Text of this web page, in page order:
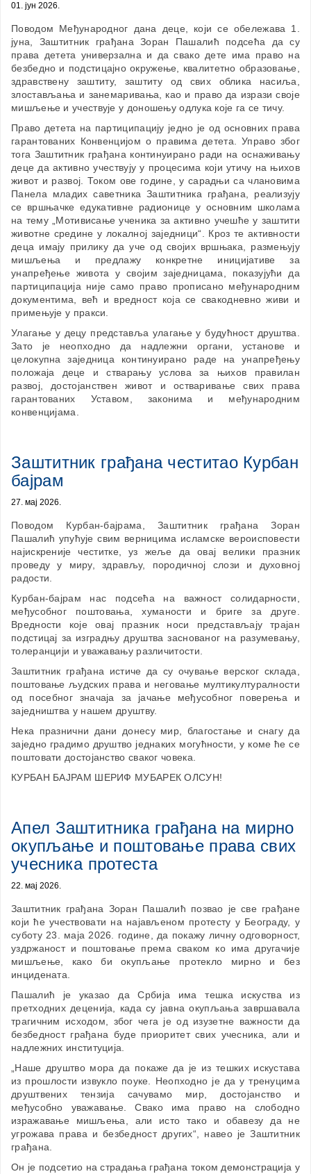
01. јун 2026.
Поводом Међународног дана деце, који се обележава 1.
јуна, Заштитник грађана Зоран Пашалић подсећа да су
права детета универзална и да свако дете има право на
безбедно и подстицајно окружење, квалитетно образовање,
здравствену заштиту, заштиту од свих облика насиља,
злостављања и занемаривања, као и право да изрази своје
мишљење и учествује у доношењу одлука које га се тичу.
Право детета на партиципацију једно је од основних права
гарантованих Конвенцијом о правима детета. Управо због
тога Заштитник грађана континуирано ради на оснаживању
деце да активно учествују у процесима који утичу на њихов
живот и развој. Током ове године, у сарадњи са члановима
Панела младих саветника Заштитника грађана, реализују
се вршњачке едукативне радионице у основним школама
на тему „Мотивисање ученика за активно учешће у заштити
животне средине у локалној заједници“. Кроз те активности
деца имају прилику да уче од својих вршњака, размењују
мишљења и предлажу конкретне иницијативе за
унапређење живота у својим заједницама, показујући да
партиципација није само право прописано међународним
документима, већ и вредност која се свакодневно живи и
примењује у пракси.
Улагање у децу представља улагање у будућност друштва.
Зато је неопходно да надлежни органи, установе и
целокупна заједница континуирано раде на унапређењу
положаја деце и стварању услова за њихов правилан
развој, достојанствен живот и остваривање свих права
гарантованих Уставом, законима и међународним
конвенцијама.
Заштитник грађана честитао Курбан
бајрам
27. мај 2026.
Поводом Курбан-бајрама, Заштитник грађана Зоран
Пашалић упућује свим верницима исламске вероисповести
најискреније честитке, уз жеље да овај велики празник
проведу у миру, здрављу, породичној слози и духовној
радости.
Курбан-бајрам нас подсећа на важност солидарности,
међусобног поштовања, хуманости и бриге за друге.
Вредности које овај празник носи представљају трајан
подстицај за изградњу друштва заснованог на разумевању,
толеранцији и уважавању различитости.
Заштитник грађана истиче да су очување верског склада,
поштовање људских права и неговање мултикултуралности
од посебног значаја за јачање међусобног поверења и
заједништва у нашем друштву.
Нека празнични дани донесу мир, благостање и снагу да
заједно градимо друштво једнаких могућности, у коме ће се
поштовати достојанство сваког човека.
КУРБАН БАЈРАМ ШЕРИФ МУБАРЕК ОЛСУН!
Апел Заштитника грађана на мирно
окупљање и поштовање права свих
учесника протеста
22. мај 2026.
Заштитник грађана Зоран Пашалић позвао је све грађане
који ће учествовати на најављеном протесту у Београду, у
суботу 23. маја 2026. године, да покажу личну одговорност,
уздржаност и поштовање према сваком ко има другачије
мишљење, како би окупљање протекло мирно и без
инцидената.
Пашалић је указао да Србија има тешка искуства из
претходних деценија, када су jaвна окупљања завршавала
трагичним исходом, због чега је од изузетне важности да
безбедност грађана буде приоритет свих учесника, али и
надлежних институција.
„Наше друштво мора да покаже да је из тешких искустава
из прошлости извукло поуке. Неопходно је да у тренуцима
друштвених тензија сачувамо мир, достојанство и
међусобно уважавање. Свако има право на слободно
изражавање мишљења, али исто тако и обавезу да не
угрожава права и безбедност других“, навео је Заштитник
грађана.
Он је подсетио на страдања грађана током демонстрација у